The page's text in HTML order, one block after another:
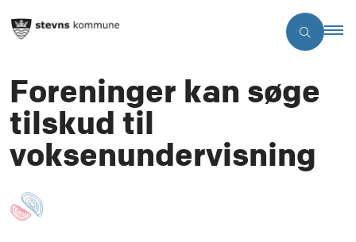
Foreninger kan søge
tilskud til
voksenundervisning